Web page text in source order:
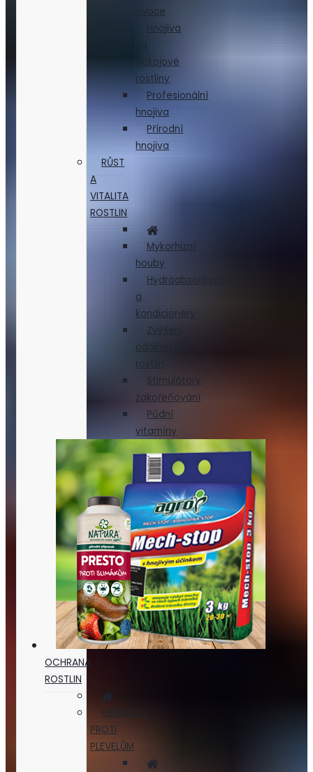
ovoce
Hnojiva
pokojové
rostliny
Profesionální
hnojiva
Přírodní
hnojiva
RŮST
A
VITALITA
ROSTLIN
Mykorhizní
houby
Hydroabsorbenty
a
kondicionéry
Zvýšení
odolnosti
rostlin
Stimulátory
zakořeňování
Půdní
vitamíny
OCHRANA
ROSTLIN
HERBICIDY
PROTI
PLEVELŮM